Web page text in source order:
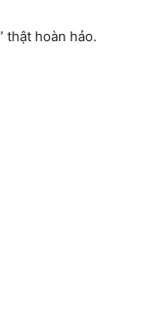
thật hoàn hảo.